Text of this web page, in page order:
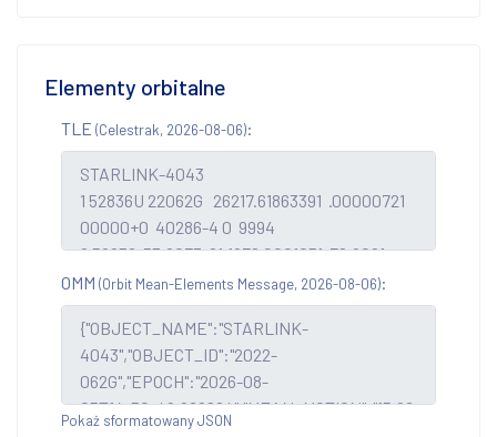
Elementy orbitalne
TLE (Celestrak, 2026-08-06):
OMM (Orbit Mean-Elements Message, 2026-08-06):
Pokaż sformatowany JSON